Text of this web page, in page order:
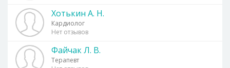
Хотькин А. Н.
Кардиолог
Нет отзывов
Файчак Л. В.
Терапевт